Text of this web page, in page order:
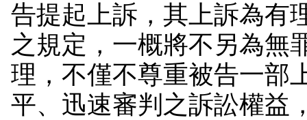
告提起上訴，其上訴為有
之規定，一概將不另為無
理，不僅不尊重被告一部
平、迅速審判之訴訟權益